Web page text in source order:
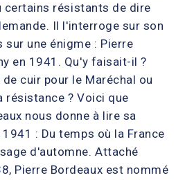
certains résistants de dire
Il l'interroge sur son
une énigme : Pierre
en 1941. Qu'y faisait-il ?
cuir pour le Maréchal ou
résistance ? Voici que
nous donne à lire sa
: Du temps où la France
d'automne. Attaché
Pierre Bordeaux est nommé